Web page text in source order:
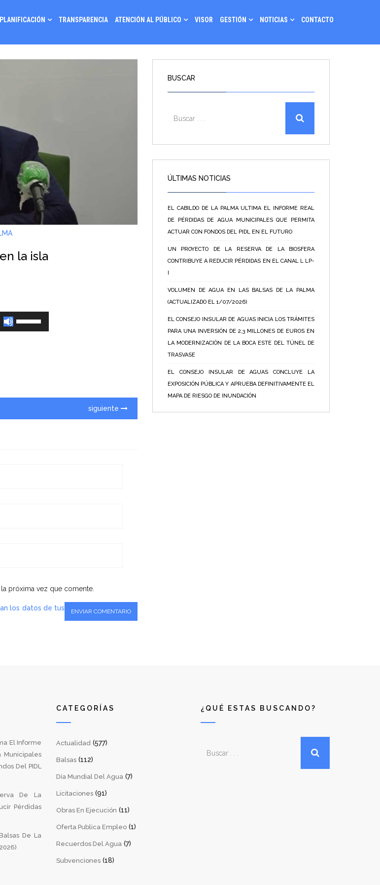
PLANIFICACIÓN TRANSPARENCIA ATENCIÓN AL PÚBLICO VISOR GESTIÓN NOTICIAS CONTACTO
la isla
aumentar
siguiente
próxima vez que comente.
los datos de tus
BUSCAR
ÚLTIMAS NOTICIAS
EL CABILDO DE LA PALMA ULTIMA EL INFORME REAL
DE PÉRDIDAS DE AGUA MUNICIPALES QUE PERMITA
ACTUAR CON FONDOS DEL PIDL EN EL FUTURO
UN PROYECTO DE LA RESERVA DE LA BIOSFERA
CONTRIBUYE A REDUCIR PÉRDIDAS EN EL CANAL L LP-
I
VOLUMEN DE AGUA EN LAS BALSAS DE LA PALMA
(ACTUALIZADO EL 1/07/2026)
EL CONSEJO INSULAR DE AGUAS INICIA LOS TRÁMITES
PARA UNA INVERSIÓN DE 2,3 MILLONES DE EUROS EN
LA MODERNIZACIÓN DE LA BOCA ESTE DEL TÚNEL DE
TRASVASE
EL CONSEJO INSULAR DE AGUAS CONCLUYE LA
EXPOSICIÓN PÚBLICA Y APRUEBA DEFINITIVAMENTE EL
MAPA DE RIESGO DE INUNDACIÓN
El Informe
Municipales
Del PIDL
De La
Pérdidas
De La
CATEGORÍAS
Actualidad (577)
Balsas (112)
Día Mundial Del Agua (7)
Licitaciones (91)
Obras En Ejecución (11)
Oferta Publica Empleo (1)
Recuerdos Del Agua (7)
Subvenciones (18)
¿QUÉ ESTAS BUSCANDO?